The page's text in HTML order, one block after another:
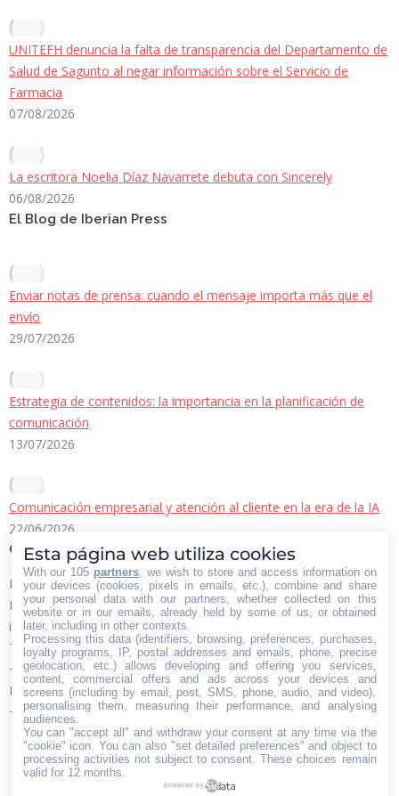
UNITEFH denuncia la falta de transparencia del Departamento de
Salud de Sagunto al negar información sobre el Servicio de
Farmacia
07/08/2026
La escritora Noelia Díaz Navarrete debuta con Sincerely
06/08/2026
El Blog de Iberian Press
Enviar notas de prensa: cuando el mensaje importa más que el
envío
29/07/2026
Estrategia de contenidos: la importancia en la planificación de
comunicación
13/07/2026
Comunicación empresarial y atención al cliente en la era de la IA
22/06/2026
Contacto Iberian Press
Principales vías de contacto:
E-mail:
info@iberianpress.es
Teléfono:
+34 911863556
Fax:
+34 911863556
Encuéntranos en:
Facebook
page
X
page
YouTube
page
Rss
page
Esta página web utiliza cookies
With our 105 partners , we wish to store and access information on
your devices (cookies, pixels in emails, etc.), combine and share
your personal data with our partners, whether collected on this
website or in our emails, already held by some of us, or obtained
later, including in other contexts.
Processing this data (identifiers, browsing, preferences, purchases,
loyalty programs, IP, postal addresses and emails, phone, precise
geolocation, etc.) allows developing and offering you services,
content, commercial offers and ads across your devices and
screens (including by email, post, SMS, phone, audio, and video),
personalising them, measuring their performance, and analysing
audiences.
You can "accept all" and withdraw your consent at any time via the
"cookie" icon . You can also "set detailed preferences" and object to
processing activities not subject to consent. These choices remain
valid for 12 months.
powered by